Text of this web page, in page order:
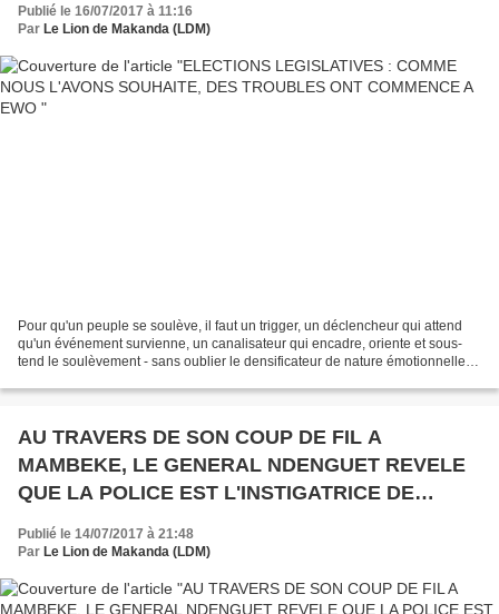
Publié le 16/07/2017 à 11:16
Par Le Lion de Makanda (LDM)
Pour qu'un peuple se soulève, il faut un trigger, un déclencheur qui attend
qu'un événement survienne, un canalisateur qui encadre, oriente et sous-
tend le soulèvement - sans oublier le densificateur de nature émotionnelle et
AU TRAVERS DE SON COUP DE FIL A
MAMBEKE, LE GENERAL NDENGUET REVELE
QUE LA POLICE EST L'INSTIGATRICE DE
DISPARITION DES CONGOLAIS
Publié le 14/07/2017 à 21:48
Par Le Lion de Makanda (LDM)